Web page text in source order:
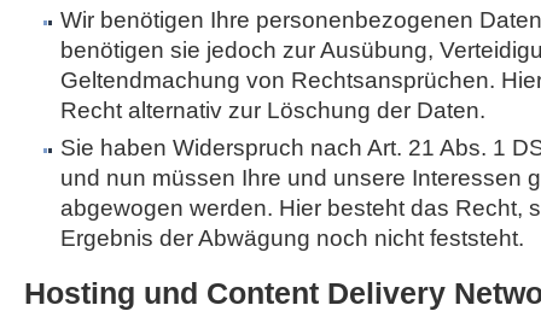
Wir benötigen Ihre personenbezogenen
benötigen sie jedoch zur Ausübung,
Geltendmachung von Rechtsansprüchen.
Recht alternativ zur Löschung der Daten.
Sie haben Widerspruch nach Art. 21 Abs. 1
und nun müssen Ihre und unsere Interessen
abgewogen werden. Hier besteht das Recht,
Ergebnis der Abwägung noch nicht feststeht.
Hosting und Content Delivery